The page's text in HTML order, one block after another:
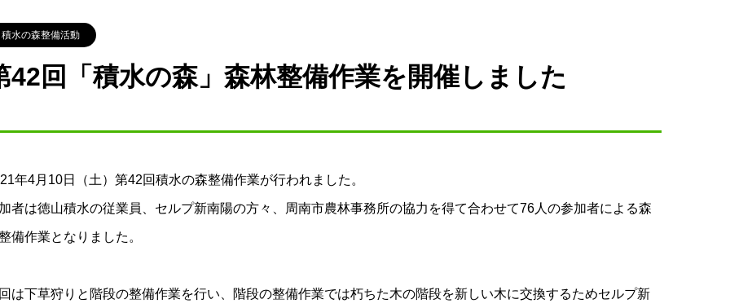
積水の森整備活動
42回「積水の森」森林整備作業を開催しました
年4月10日（土）第42回積水の森整備作業が行われました。
者は徳山積水の従業員、セルプ新南陽の方々、周南市農林事務所の協力を得て合わせて76人の参加者による森
備作業となりました。
は下草狩りと階段の整備作業を行い、階段の整備作業では朽ちた木の階段を新しい木に交換するためセルプ新